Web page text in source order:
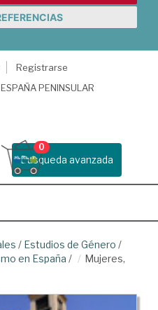
Registrarse
ESPAÑA PENINSULAR
Busqueda avanzada
0
/ Estudios de Género /
en España /
Mujeres,